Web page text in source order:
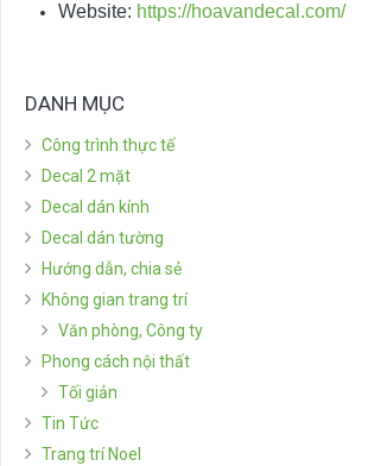
Website: https://hoavandecal.com/
DANH MỤC
Công trình thực tế
Decal 2 mặt
Decal dán kính
Decal dán tường
Hướng dẫn, chia sẻ
Không gian trang trí
Văn phòng, Công ty
Phong cách nội thất
Tối giản
Tin Tức
Trang trí Noel